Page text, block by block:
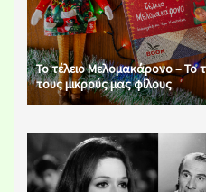
Το τέλειο Μελομακάρονο – Το
τους μικρούς μας φίλους